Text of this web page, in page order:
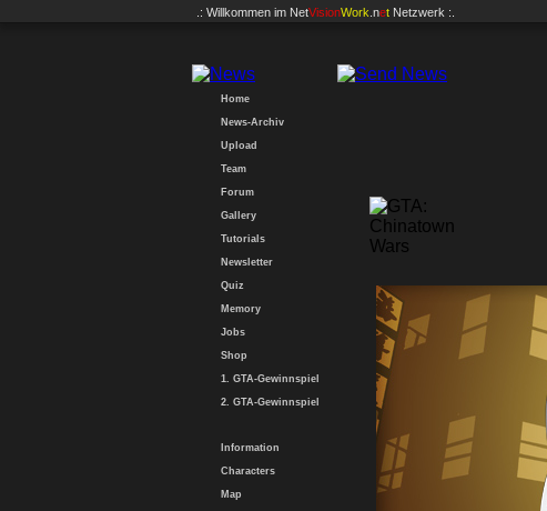
.: Willkommen im NetVisionWork .net Netzwerk :.
Home
News-Archiv
Upload
Team
Forum
Gallery
Tutorials
Newsletter
Quiz
Memory
Jobs
Shop
1. GTA-Gewinnspiel
2. GTA-Gewinnspiel
Information
Characters
Map